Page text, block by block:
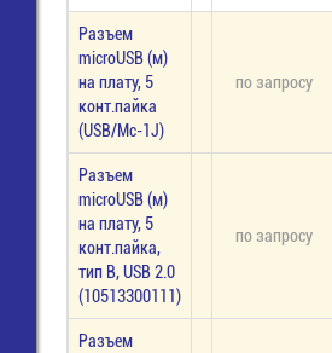
Разъем
microUSB (м)
на плату, 5
конт.пайка
(USB/Mc-1J)
по запросу
Разъем
microUSB (м)
на плату, 5
конт.пайка,
тип В, USB 2.0
(10513300111)
по запросу
Разъем